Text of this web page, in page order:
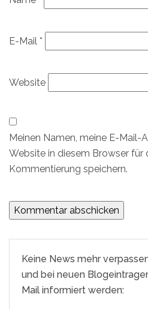
E-Mail *
Website
Meinen Namen, meine E-Mail-
Website in diesem Browser für
Kommentierung speichern.
Keine News mehr
und bei neuen
Mail informiert werden: